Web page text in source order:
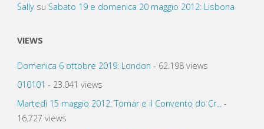
Sallysu Sabato 19 e domenica 20 maggio 2012: Lisbona
VIEWS
Domenica 6 ottobre 2019: London - 62.198 views
010101 - 23.041 views
Martedì 15 maggio 2012: Tomar e il Convento do Cr...-
16.727 views